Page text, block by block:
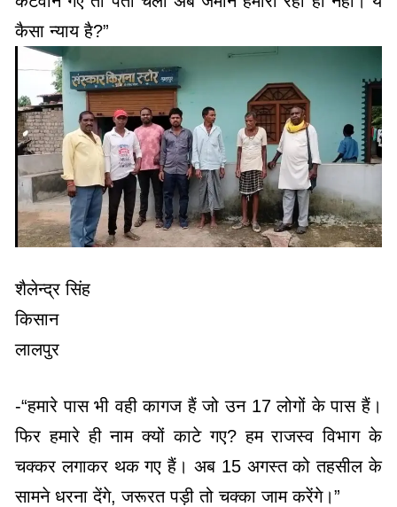
कैसा न्याय है?”
शैलेन्द्र सिंह
किसान
लालपुर
-“हमारे पास भी वही कागज हैं जो उन 17 लोगों के पास हैं।
फिर हमारे ही नाम क्यों काटे गए? हम राजस्व विभाग के
चक्कर लगाकर थक गए हैं। अब 15 अगस्त को तहसील के
सामने धरना देंगे, जरूरत पड़ी तो चक्का जाम करेंगे।”